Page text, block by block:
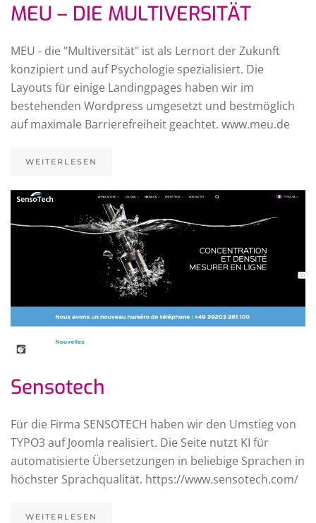
MEU – DIE MULTIVERSITÄT
MEU - die "Multiversität" ist als Lernort der Zukunft
konzipiert und auf Psychologie spezialisiert. Die
Layouts für einige Landingpages haben wir im
bestehenden Wordpress umgesetzt und bestmöglich
auf maximale Barrierefreiheit geachtet. www.meu.de
WEITERLESEN
Sensotech
Für die Firma SENSOTECH haben wir den Umstieg von
TYPO3 auf Joomla realisiert. Die Seite nutzt KI für
automatisierte Übersetzungen in beliebige Sprachen in
höchster Sprachqualität. https://www.sensotech.com/
WEITERLESEN